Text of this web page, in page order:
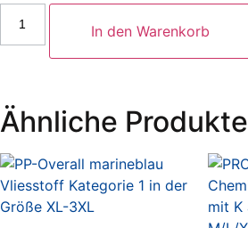
PP-
Overall
M
-
Menge
In den Warenkorb
Ähnliche Produkte